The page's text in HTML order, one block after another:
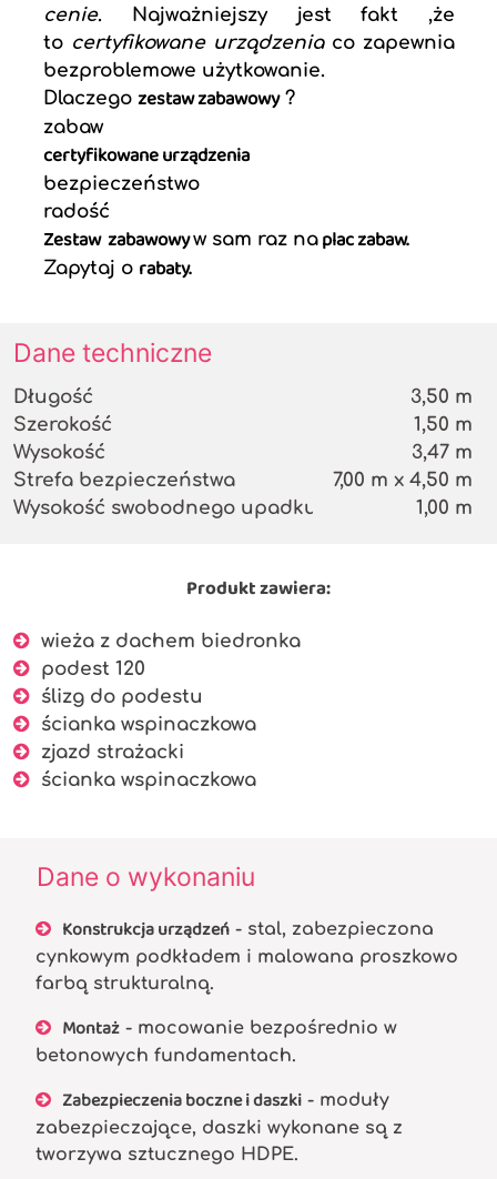
cenie. Najważniejszy jest fakt ,że
to certyfikowane urządzenia co zapewnia
bezproblemowe użytkowanie.
Dlaczego zestaw zabawowy?
zabaw
certyfikowane urządzenia
bezpieczeństwo
radość
Zestaw zabawowyw sam raz na plac zabaw.
Zapytaj o rabaty.
Dane techniczne
Długość
Szerokość
Wysokość
Strefa bezpieczeństwa
Wysokość swobodnego upadku
3,50 m
1,50 m
3,47 m
7,00 m x 4,50 m
1,00 m
Produkt zawiera:
wieża z dachem biedronka
podest 120
ślizg do podestu
ścianka wspinaczkowa
zjazd strażacki
ścianka wspinaczkowa
Dane o wykonaniu
Konstrukcja urządzeń - stal, zabezpieczona
cynkowym podkładem i malowana proszkowo
farbą strukturalną.
Montaż - mocowanie bezpośrednio w
betonowych fundamentach.
Zabezpieczenia boczne i daszki - moduły
zabezpieczające, daszki wykonane są z
tworzywa sztucznego HDPE.